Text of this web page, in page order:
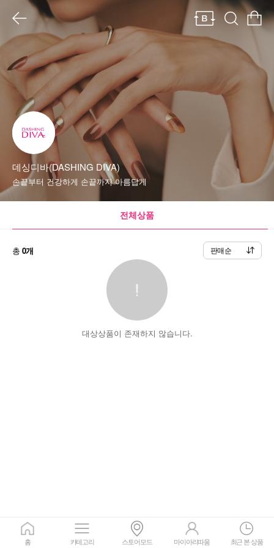
데싱디바(DASHING DIVA)
손끝부터 건강하게 손끝까지 아름답게
전체상품
총 0개 판매순
대상상품이 존재하지 않습니다.
홈 카테고리 스토어모드 마이아리따움 최근 본 상품